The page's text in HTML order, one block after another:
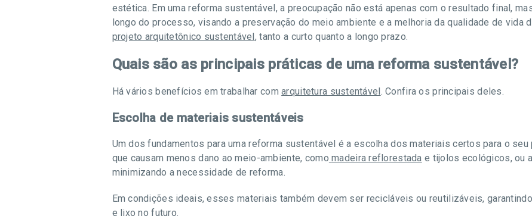
estética. Em uma reforma sustentável, a preocupação não está apenas com o resultado final,
longo do processo, visando a preservação do meio ambiente e a melhoria da qualidade de vida
projeto arquitetônico sustentável, tanto a curto quanto a longo prazo.
Quais são as principais práticas de uma reforma sustentável?
Há vários benefícios em trabalhar comarquitetura sustentável. Confira os principais deles.
Escolha de materiais sustentáveis
Um dos fundamentos para uma reforma sustentável é a escolha dos materiais certos para o
que causam menos dano ao meio-ambiente, como madeira reflorestada e tijolos ecológicos, ou
minimizando a necessidade de reforma.
Em condições ideais, esses materiais também devem ser recicláveis ou reutilizáveis,
e lixo no futuro.